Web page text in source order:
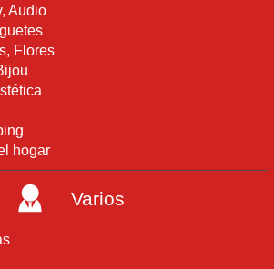
Audio
Flores
hogar
Varios